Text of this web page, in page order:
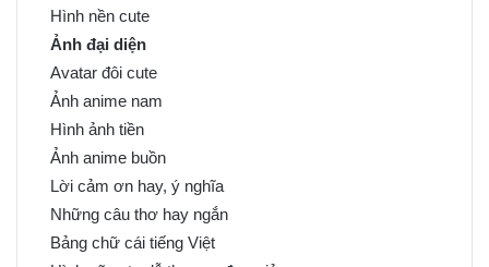
Hình nền cute
Ảnh đại diện
Avatar đôi cute
Ảnh anime nam
Hình ảnh tiền
Ảnh anime buồn
Lời cảm ơn hay, ý nghĩa
Những câu thơ hay ngắn
Bảng chữ cái tiếng Việt